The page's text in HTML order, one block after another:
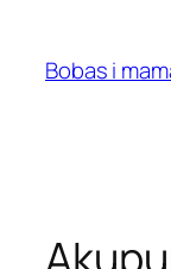
treściBobas i